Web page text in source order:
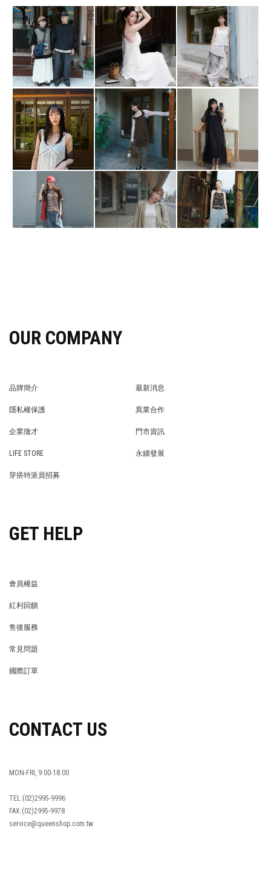
OUR COMPANY
品牌簡介
最新消息
隱私權保護
異業合作
企業徵才
門市資訊
LIFE STORE
永續發展
穿搭特派員招募
GET HELP
會員權益
紅利回饋
售後服務
常見問題
國際訂單
CONTACT US
MON-FRI, 9:00-18:00
TEL:(02)2995-9996
FAX:(02)2995-9978
service@queenshop.com.tw